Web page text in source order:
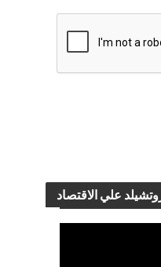
علي الاقتصاد